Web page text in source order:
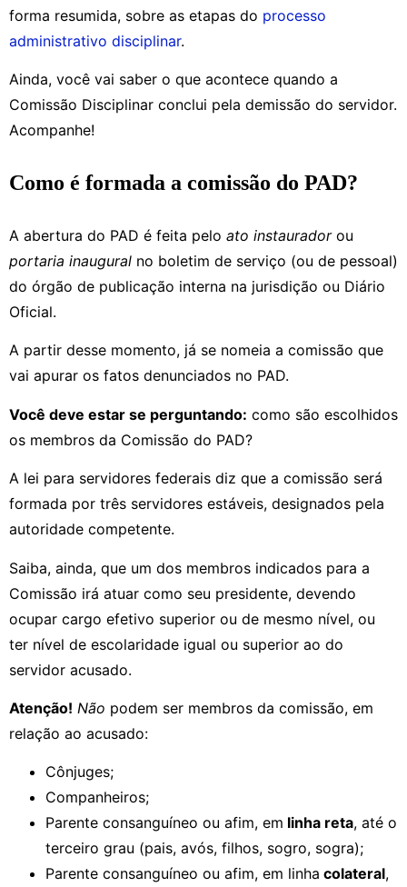
forma resumida, sobre as etapas do processo
administrativo disciplinar.
Ainda, você vai saber o que acontece quando a
Comissão Disciplinar conclui pela demissão do servidor.
Acompanhe!
Como é formada a comissão do PAD?
A abertura do PAD é feita pelo ato instauradorou
portaria inaugural no boletim de serviço (ou de pessoal)
do órgão de publicação interna na jurisdição ou Diário
Oficial.
A partir desse momento, já se nomeia a comissão que
vai apurar os fatos denunciados no PAD.
Você deve estar se perguntando: como são escolhidos
os membros da Comissão do PAD?
A lei para servidores federais diz que a comissão será
formada por três servidores estáveis, designados pela
autoridade competente.
Saiba, ainda, que um dos membros indicados para a
Comissão irá atuar como seu presidente, devendo
ocupar cargo efetivo superior ou de mesmo nível, ou
ter nível de escolaridade igual ou superior ao do
servidor acusado.
Atenção! Não podem ser membros da comissão, em
relação ao acusado:
Cônjuges;
Companheiros;
Parente consanguíneo ou afim, em linha reta, até o
terceiro grau (pais, avós, filhos, sogro, sogra);
Parente consanguíneo ou afim, em linha colateral,